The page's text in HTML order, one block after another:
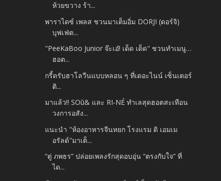
ห้วยขวาง ร้า...
พาราไดซ์ เพลส ชวนมาเต็มอิ่ม DORJI (ดอร์จิ)
บุฟเฟ่ต...
"PeeKaBoo Junior จ๊ะเอ๋! เด็ด เด็ด" ชวนทำเมนู…
ฮอต...
กรี้ดรับฮาโลวีนแบบหลอน ๆ ที่เดอะไนน์ เซ็นเตอร์
ติ...
มาแล้ว!! SOū& และ RI-NÉ ทำเลสุดฮอตสะเทือน
วงการอสัง...
แนะนำ "ห้องอาหารจีนหยก โรงแรม ดิ เอมเม
อรัลด์"มาเต็...
“ตู่ ภพธร” ปล่อยเพลงรักสุดอบอุ่น “ตรงกับใจ” ที่
ได...